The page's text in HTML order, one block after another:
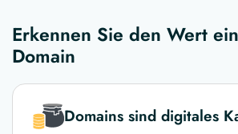
Erkennen Sie den Wert
Domain
Domains sind digitales